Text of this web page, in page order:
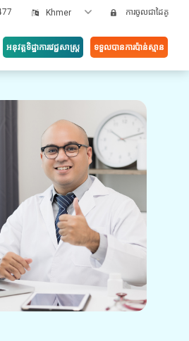
Khmer ការចូលជាដៃគូ
អនុវត្តទិដ្ឋាការវេជ្ជសាស្រ្ត ទទួលបានការប៉ាន់ស្មាន